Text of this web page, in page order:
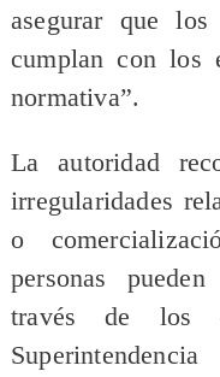
asegurar que los
cumplan con los
normativa”.
La autoridad
irregularidades
o
personas
través de los